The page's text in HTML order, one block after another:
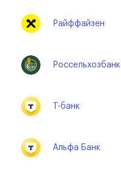
Райффайзен
Россельхозбанк
Т-банк
Альфа Банк